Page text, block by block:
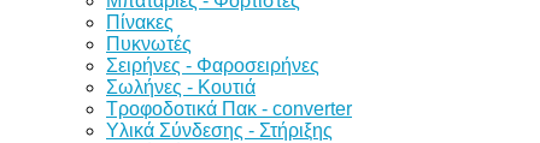
Πίνακες
Πυκνωτές
Σειρήνες - Φαροσειρήνες
Σωλήνες - Κουτιά
Τροφοδοτικά Πακ - converter
Υλικά Σύνδεσης - Στήριξης